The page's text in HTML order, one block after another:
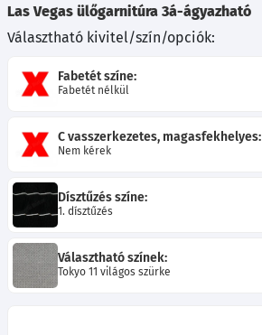
Las Vegas ülőgarnitúra 3á-ágyazható
Választható kivitel/szín/opciók:
Fabetét színe:
Fabetét nélkül
C vasszerkezetes, magasfekhelyes:
Nem kérek
Dísztűzés színe:
1. dísztűzés
Választható színek:
Tokyo 11 világos szürke